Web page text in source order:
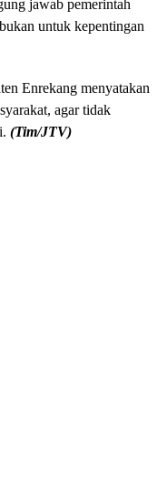
jawab pemerintah
untuk kepentingan
Enrekang menyatakan
agar tidak
(Tim/JTV)